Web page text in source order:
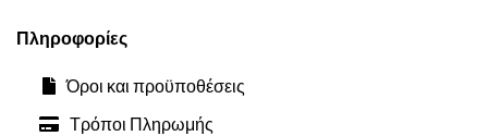
Πληροφορίες
Όροι και προϋποθέσεις
Τρόποι Πληρωμής